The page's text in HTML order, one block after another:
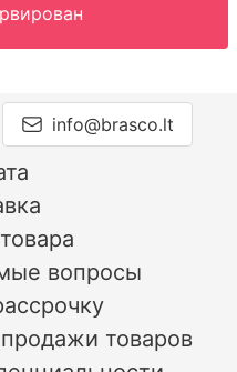
info@brasco.lt
вопросы
товаров